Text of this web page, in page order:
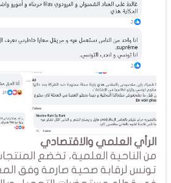
الرأي العلمي والاقتصادي
من الناحية العلمية، تخضع
تونس لرقابة صحية صارمة وفق